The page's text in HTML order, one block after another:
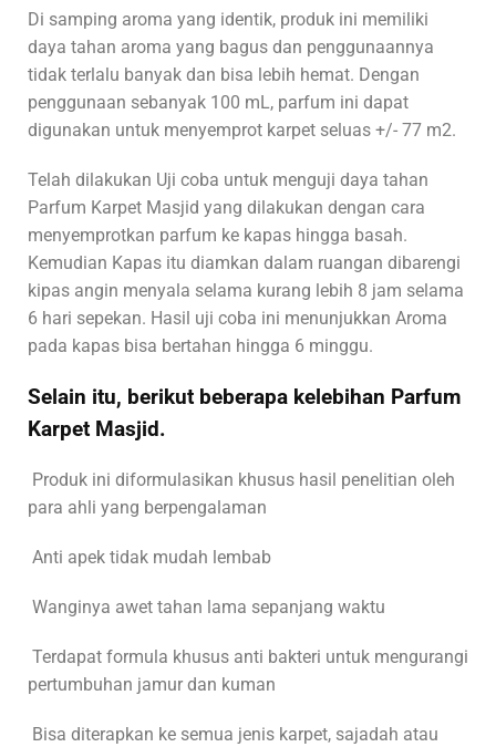
Di samping aroma yang identik, produk ini memiliki
daya tahan aroma yang bagus dan penggunaannya
tidak terlalu banyak dan bisa lebih hemat. Dengan
penggunaan sebanyak 100 mL, parfum ini dapat
digunakan untuk menyemprot karpet seluas +/- 77 m2.
Telah dilakukan Uji coba untuk menguji daya tahan
Parfum Karpet Masjid yang dilakukan dengan cara
menyemprotkan parfum ke kapas hingga basah.
Kemudian Kapas itu diamkan dalam ruangan dibarengi
kipas angin menyala selama kurang lebih 8 jam selama
6 hari sepekan. Hasil uji coba ini menunjukkan Aroma
pada kapas bisa bertahan hingga 6 minggu.
Selain itu, berikut beberapa kelebihan Parfum
Karpet Masjid.
Produk ini diformulasikan khusus hasil penelitian oleh
para ahli yang berpengalaman
Anti apek tidak mudah lembab
Wanginya awet tahan lama sepanjang waktu
Terdapat formula khusus anti bakteri untuk mengurangi
pertumbuhan jamur dan kuman
Bisa diterapkan ke semua jenis karpet, sajadah atau